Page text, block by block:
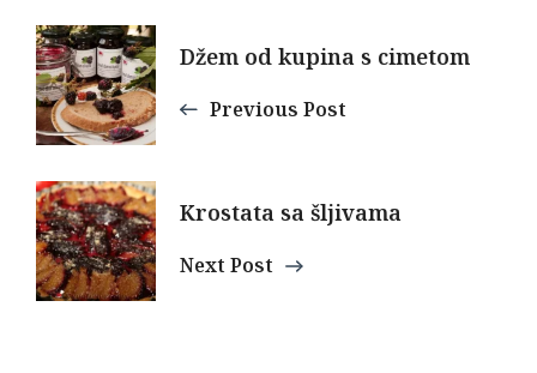
Post
Navigation
Džem od kupina s cimetom
Previous Post
Krostata sa šljivama
Next Post